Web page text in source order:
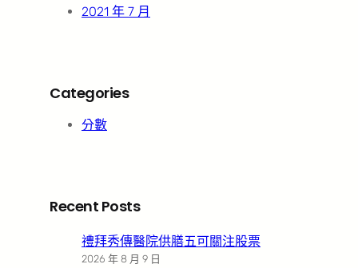
2021 年 7 月
Categories
分數
Recent Posts
禮拜秀傳醫院供膳五可關注股票
2026 年 8 月 9 日